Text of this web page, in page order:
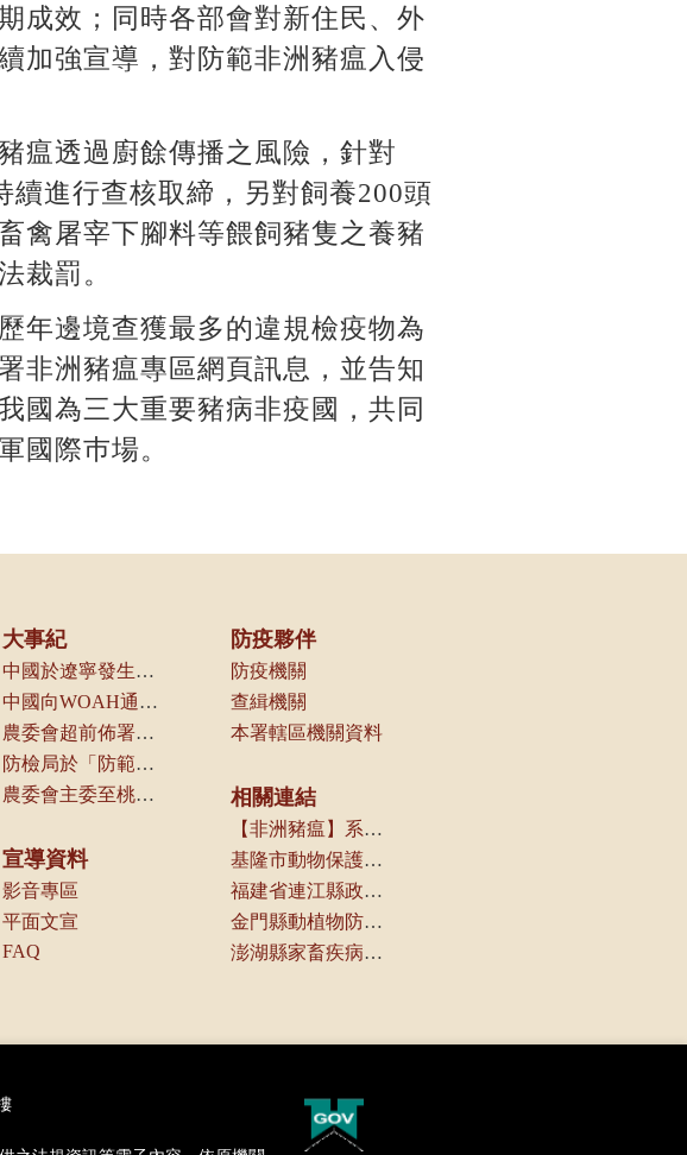
成效；同時各部會對新住民、外
加強宣導，對防範非洲豬瘟入侵
瘟透過廚餘傳播之風險，針對
進行查核取締，另對飼養200頭
禽屠宰下腳料等餵飼豬隻之養豬
裁罰。
年邊境查獲最多的違規檢疫物為
非洲豬瘟專區網頁訊息，並告知
國為三大重要豬病非疫國，共同
國際巿場。
大事紀
中國於遼寧發生第一起案例，本局立即通知動物防疫機關及產業團體
中國向WOAH通報境內發生非洲豬瘟
農委會超前佈署啟動各項防疫管控措施
防檢局於「防範重大外來豬病產業座談會議」中，請養豬產業及相關業者配合各項管制措施，以防堵本病傳入我國
農委會主委至桃園機場視察邊境管制作業
宣導資料
影音專區
平面文宣
FAQ
防疫夥伴
防疫機關
查緝機關
本署轄區機關資料
相關連結
【非洲豬瘟】系列報導(農傳媒)
基隆市動物保護防疫所
福建省連江縣政府產業發展處
金門縣動植物防疫所
澎湖縣家畜疾病防治所